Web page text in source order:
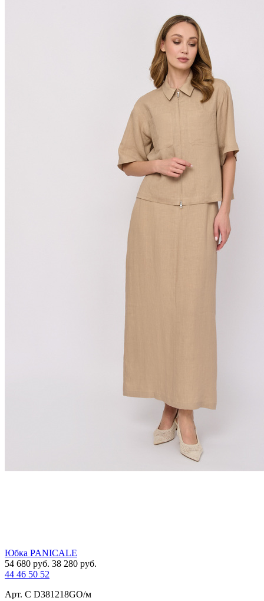
Юбка PANICALE
54 680 руб. 38 280 руб.
44 46 50 52
Арт. С D381218GO/м